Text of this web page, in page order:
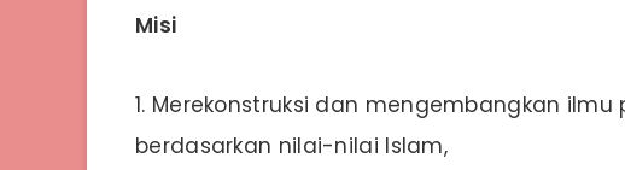
Misi
1. Merekonstruksi dan mengembangkan
berdasarkan nilai-nilai Islam,